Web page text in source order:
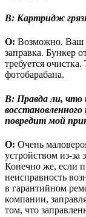
В: Картридж
О: Возможно. Ваш
заправка. Бункер
требуется
фотобарабана.
В: Правда ли, что
повредит мой
О: Очень
устройством из-за
Конечно же, если
неисправность
в гарантийном
компании,
том, что